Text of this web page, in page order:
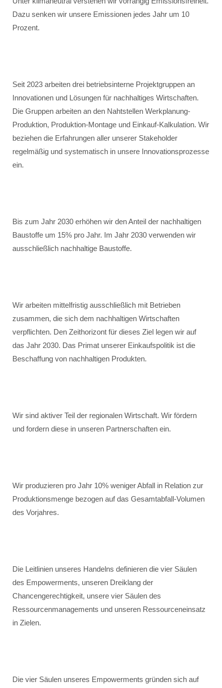
Dazu senken wir unsere Emissionen jedes Jahr um 10
Prozent.
Seit 2023 arbeiten drei betriebsinterne Projektgruppen an
Innovationen und Lösungen für nachhaltiges Wirtschaften.
Die Gruppen arbeiten an den Nahtstellen Werkplanung-
Produktion, Produktion-Montage und Einkauf-Kalkulation. Wir
beziehen die Erfahrungen aller unserer Stakeholder
regelmäßig und systematisch in unsere Innovationsprozesse
ein.
Bis zum Jahr 2030 erhöhen wir den Anteil der nachhaltigen
Baustoffe um 15% pro Jahr. Im Jahr 2030 verwenden wir
ausschließlich nachhaltige Baustoffe.
Wir arbeiten mittelfristig ausschließlich mit Betrieben
zusammen, die sich dem nachhaltigen Wirtschaften
verpflichten. Den Zeithorizont für dieses Ziel legen wir auf
das Jahr 2030. Das Primat unserer Einkaufspolitik ist die
Beschaffung von nachhaltigen Produkten.
Wir sind aktiver Teil der regionalen Wirtschaft. Wir fördern
und fordern diese in unseren Partnerschaften ein.
Wir produzieren pro Jahr 10% weniger Abfall in Relation zur
Produktionsmenge bezogen auf das Gesamtabfall-Volumen
des Vorjahres.
Die Leitlinien unseres Handelns definieren die vier Säulen
des Empowerments, unseren Dreiklang der
Chancengerechtigkeit, unsere vier Säulen des
Ressourcenmanagements und unseren Ressourceneinsatz
in Zielen.
Die vier Säulen unseres Empowerments gründen sich auf